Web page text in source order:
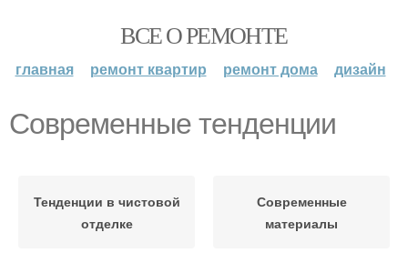
ВСЕ О РЕМОНТЕ
главная ремонт квартир ремонт дома дизайн
Современные тенденции
Тенденции в чистовой
отделке
Современные
материалы